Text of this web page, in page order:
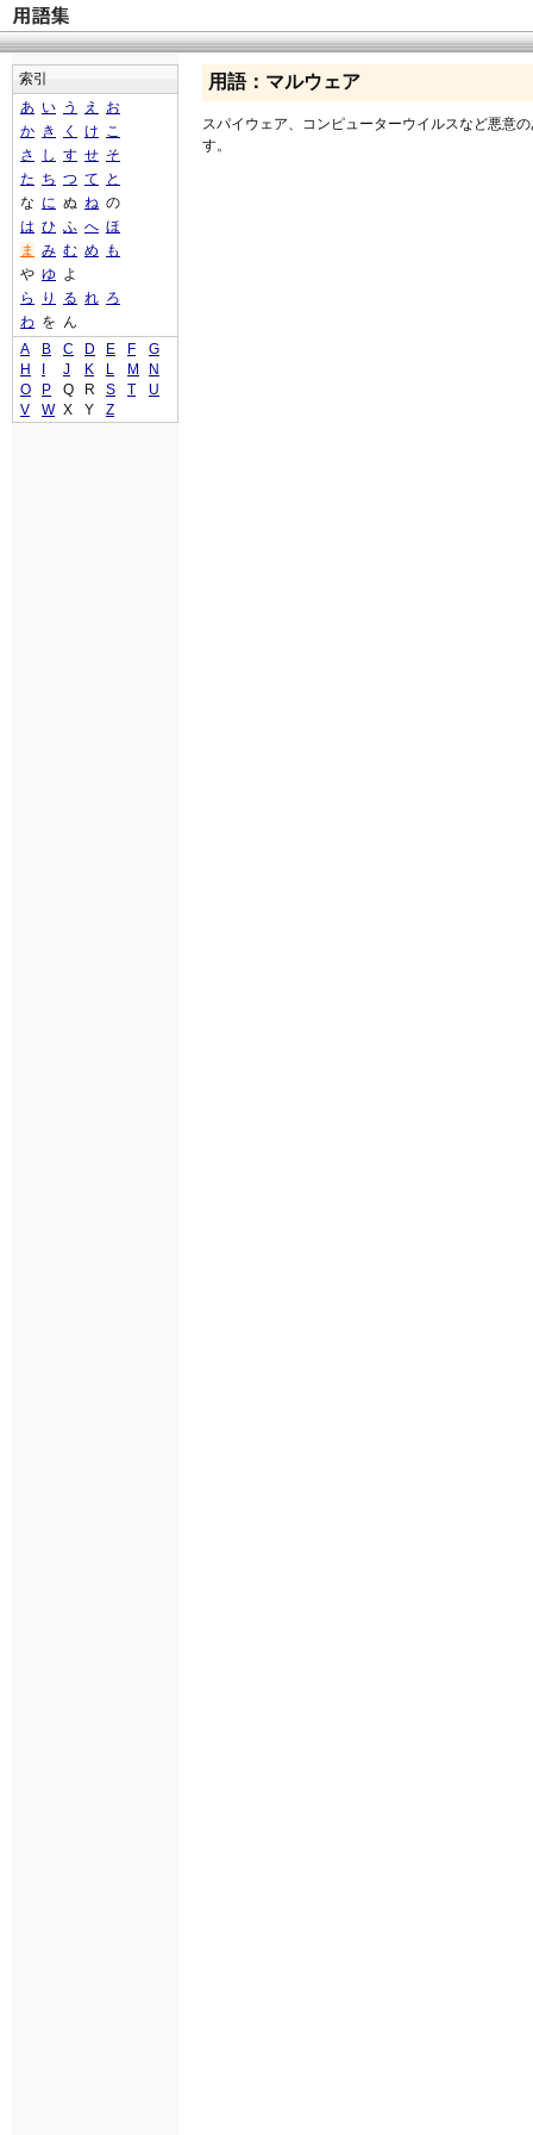
用語：マルウェア
スパイウェア、コンピューターウイルスなど悪意
す。
索引
あ い う え
お
か き く け こ
さ
し す せ そ
た ち つ て
と
な に ぬ ね の
は ひ ふ へ ほ
ま
み む め
も
や ゆ よ
ら
り る れ ろ
わ を ん
A
B C D E F
G
H
J K L M
N
O
P Q R S T
U
V
W X Y Z